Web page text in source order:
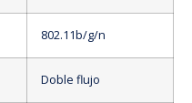
802.11b/g/n
Doble flujo